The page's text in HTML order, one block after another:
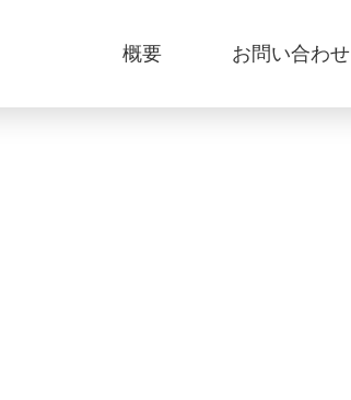
概要 お問い合わせ